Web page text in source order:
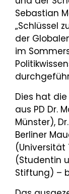
Sebastian
„Schlüssel
der
im
Dies hat
aus PD Dr.
Münster),
Berliner
(Universität
(Studentin
Stiftung) –